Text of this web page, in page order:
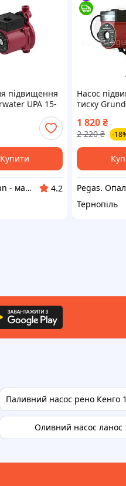
підвищення
UPA 15-
Купити
Kaufmann - магазин сантехніки
4.2
Насос
тиску
1 820₴
2 220 ₴ -
Тернопіль
Паливний насос рено Кенго
Оливний насос ланос